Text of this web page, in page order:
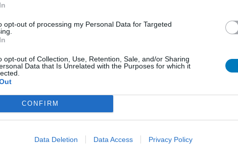
opt-out of processing my Personal Data for Targeted
opt-out of Collection, Use, Retention, Sale, and/or Sharing
Data that Is Unrelated with the Purposes for which it
CONFIRM
Data Deletion Data Access Privacy Policy
Bijwerkingen
niet af
lukte
pijn
ging.
nog
[lees meer...]
0 reacties